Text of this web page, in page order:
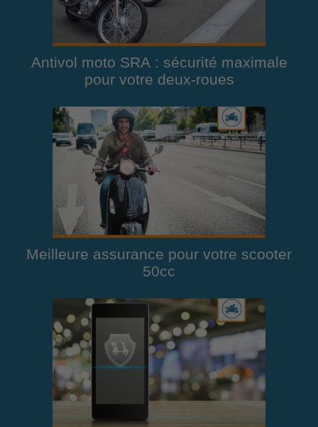
Antivol moto SRA : sécurité maximale
pour votre deux-roues
Meilleure assurance pour votre scooter
50cc